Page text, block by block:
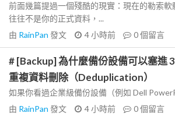
前面幾篇提過一個殘酷的現實：現在的勒索
往往不是你的正式資料，...
由 RainPan 發文 4 小時前 0個留言
# [Backup] 為什麼備份設備可以塞進
重複資料刪除（Deduplication）
如果你看過企業級備份設備（例如 Dell
由 RainPan 發文 4 小時前 0個留言